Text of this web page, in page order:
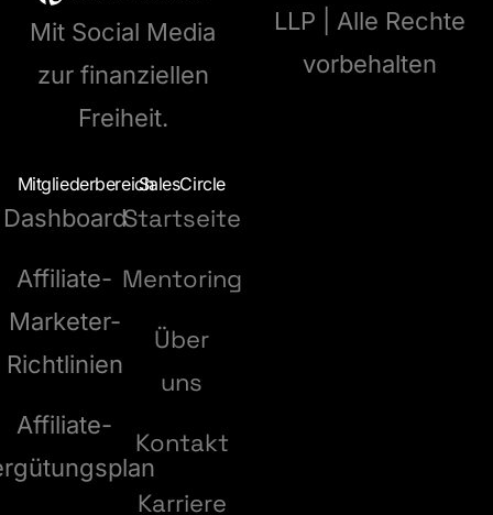
Mit Social Media
zur finanziellen
Freiheit.
Mitgliederbereich
Dashboard
Affiliate-
Marketer-
Richtlinien
Affiliate-
SalesCircle
Startseite
Mentoring
Über
uns
Kontakt
Karriere
LLP | Alle Rechte
vorbehalten